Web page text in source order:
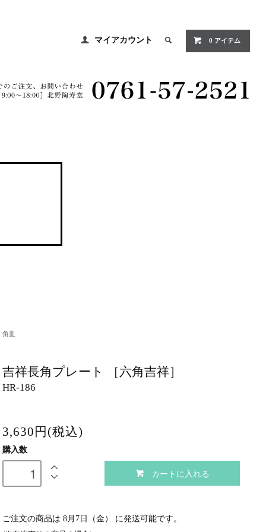
マイアカウント 0 アイテム
角皿
吉祥長角プレート ［六角吉祥］
HR-186
3,630円(税込)
購入数
カートに入れる
ご注文の商品は 8月7日（金） に発送可能です。